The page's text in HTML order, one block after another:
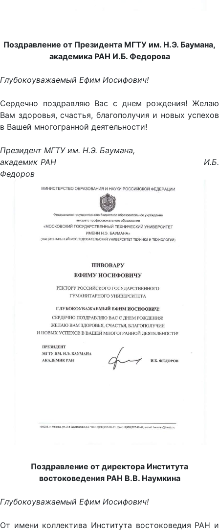
Поздравление от Президента МГТУ им. Н.Э. Баумана,
академика РАН И.Б. Федорова
Глубокоуважаемый Ефим Иосифович!
Сердечно поздравляю Вас с днем рождения! Желаю
Вам здоровья, счастья, благополучия и новых успехов
в Вашей многогранной деятельности!
Президент МГТУ им. Н.Э. Баумана,
академик РАН И.Б.
Федоров
Поздравление от директора Института
востоковедения РАН В.В. Наумкина
Глубокоуважаемый Ефим Иосифович!
От имени коллектива Института востоковедия РАН и